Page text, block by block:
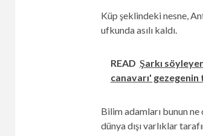
Küp şeklindeki nesne,
ufkunda asılı kaldı.
READ Şarkı
canavarı'
Bilim adamları bunun
dünya dışı varlıklar